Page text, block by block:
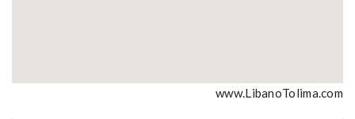
www.LibanoTolima.com